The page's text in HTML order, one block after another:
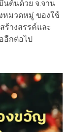
ต้นด้วย จ.จาน
หมวดหมู่ ของใช้
างสรรค์และ
อีกต่อไป